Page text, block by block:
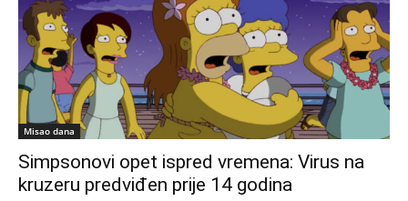
Misao dana
Simpsonovi opet ispred vremena: Virus na
kruzeru predviđen prije 14 godina